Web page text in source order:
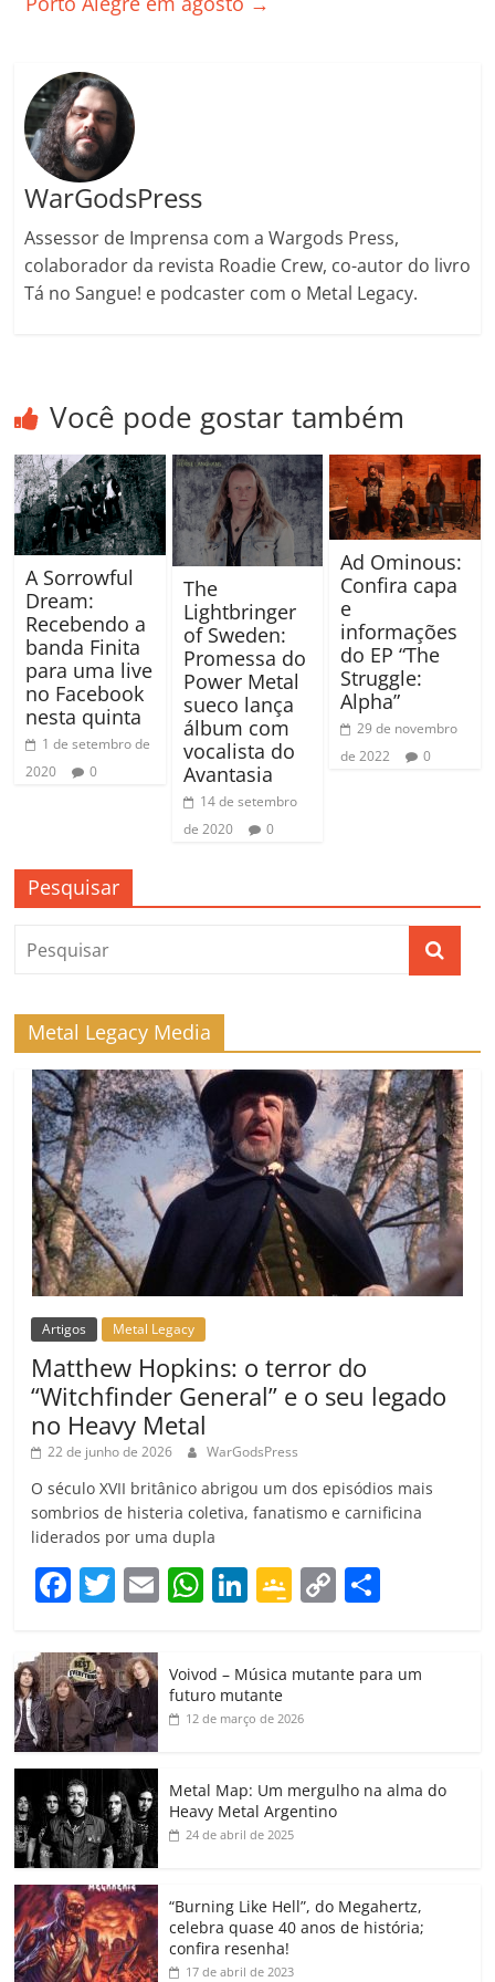
k
WarGodsPress
Assessor de Imprensa com a Wargods Press,
colaborador da revista Roadie Crew, co-autor do livro
Tá no Sangue! e podcaster com o Metal Legacy.
Você pode gostar também
A Sorrowful
Dream:
Recebendo a
banda Finita
para uma live
no Facebook
nesta quinta
1 de setembro de
2020
0
The
Lightbringer
of Sweden:
Promessa do
Power Metal
sueco lança
álbum com
vocalista do
Avantasia
14 de setembro
de 2020
0
Ad Ominous:
Confira capa
e
informações
do EP “The
Struggle:
Alpha”
29 de novembro
de 2022
0
Pesquisar
Metal Legacy Media
Artigos Metal Legacy
Matthew Hopkins: o terror do
“Witchfinder General” e o seu legado
no Heavy Metal
22 de junho de 2026 WarGodsPress
O século XVII britânico abrigou um dos episódios mais
sombrios de histeria coletiva, fanatismo e carnificina
liderados por uma dupla
F
c
e
b
o
o
k
T
itt
er
E
ai
W
at
s
A
p
Li
k
e
dI
G
gl
e
a
ss
o
m
C
y
k
p
h
Voivod – Música mutante para um
futuro mutante
12 de março de 2026
Metal Map: Um mergulho na alma do
Heavy Metal Argentino
24 de abril de 2025
“Burning Like Hell”, do Megahertz,
celebra quase 40 anos de história;
confira resenha!
17 de abril de 2023